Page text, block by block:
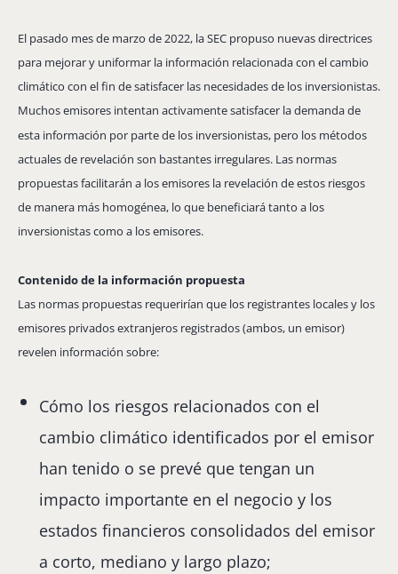
El pasado mes de marzo de 2022, la SEC propuso nuevas directrices
para mejorar y uniformar la información relacionada con el cambio
climático con el fin de satisfacer las necesidades de los inversionistas.
Muchos emisores intentan activamente satisfacer la demanda de
esta información por parte de los inversionistas, pero los métodos
actuales de revelación son bastantes irregulares. Las normas
propuestas facilitarán a los emisores la revelación de estos riesgos
de manera más homogénea, lo que beneficiará tanto a los
inversionistas como a los emisores.
Contenido de la información propuesta
Las normas propuestas requerirían que los registrantes locales y los
emisores privados extranjeros registrados (ambos, un emisor)
revelen información sobre:
Cómo los riesgos relacionados con el
cambio climático identificados por el emisor
han tenido o se prevé que tengan un
impacto importante en el negocio y los
estados financieros consolidados del emisor
a corto, mediano y largo plazo;